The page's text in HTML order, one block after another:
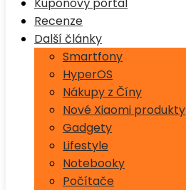
Recenze
Další články
Smartfony
HyperOS
Nákupy z Číny
Nové Xiaomi produkty
Gadgety
Lifestyle
Notebooky
Počítače